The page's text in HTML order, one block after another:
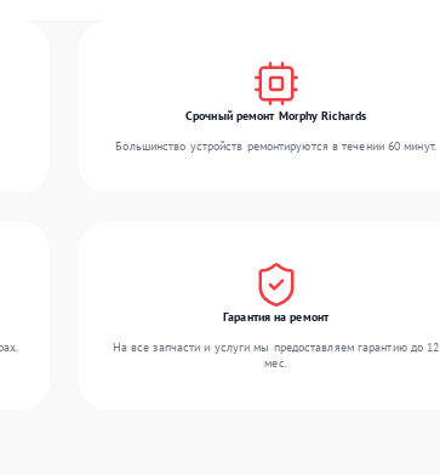
Срочный ремонт Morphy Richards
Большинство устройств ремонтируются в течении 60 минут.
Гарантия на ремонт
На все запчасти и услуги мы предоставляем гарантию до 12
мес.